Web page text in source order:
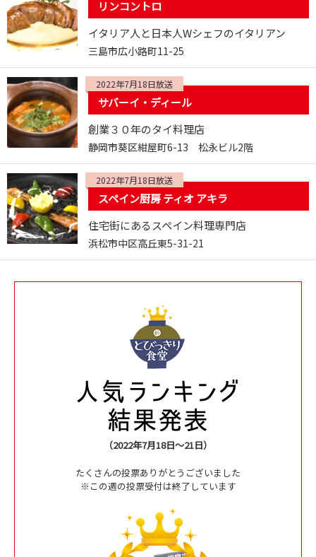
（2022年7月18日～21日）
たくさんの投票ありがとうございました
※この週の投票受付は終了しています
リンコントロ
イタリア人と日本人Wシェフのイタリアン
三島市広小路町11-25
2022年7月18日放送
サバーイ・ディール
創業３０年のタイ料理店
静岡市葵区紺屋町6-13 松永ビル2階
2022年7月18日放送
スペイン厨房 ティオ アキラ
住宅街にあるスペイン料理専門店
浜松市中区高丘東5-31-21